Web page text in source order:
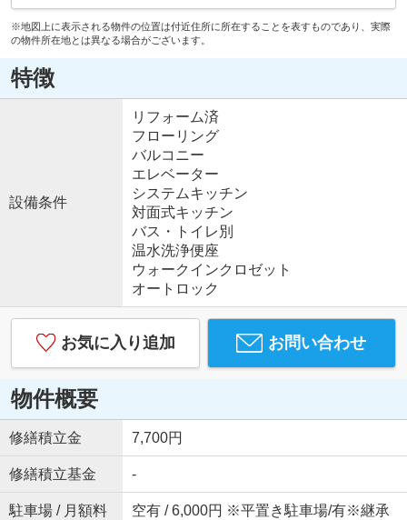
※地図上に表示される物件の位置は付近住所に所在することを表すものであり、実際
の物件所在地とは異なる場合がございます。
特徴
設備条件
リフォーム済
フローリング
バルコニー
エレベーター
システムキッチン
対面式キッチン
バス・トイレ別
温水洗浄便座
ウォークインクロゼット
オートロック
お気に入り追加 お問い合わせ
物件概要
修繕積立金 7,700円
修繕積立基金 -
駐車場 / 月額料
空有 / 6,000円 ※平置き駐車場/有※継承